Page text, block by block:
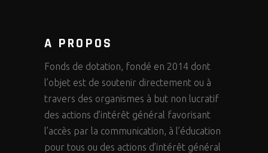
A PROPOS
Fonds de dotation, fondé en 2014 dont
l’objet est de soutenir directement ou à
travers des organismes à but non lucratif
des actions d’intérêt général favorisant
l’accès par la communication, à l’éducation
pour tous ou des actions d’intérêt général